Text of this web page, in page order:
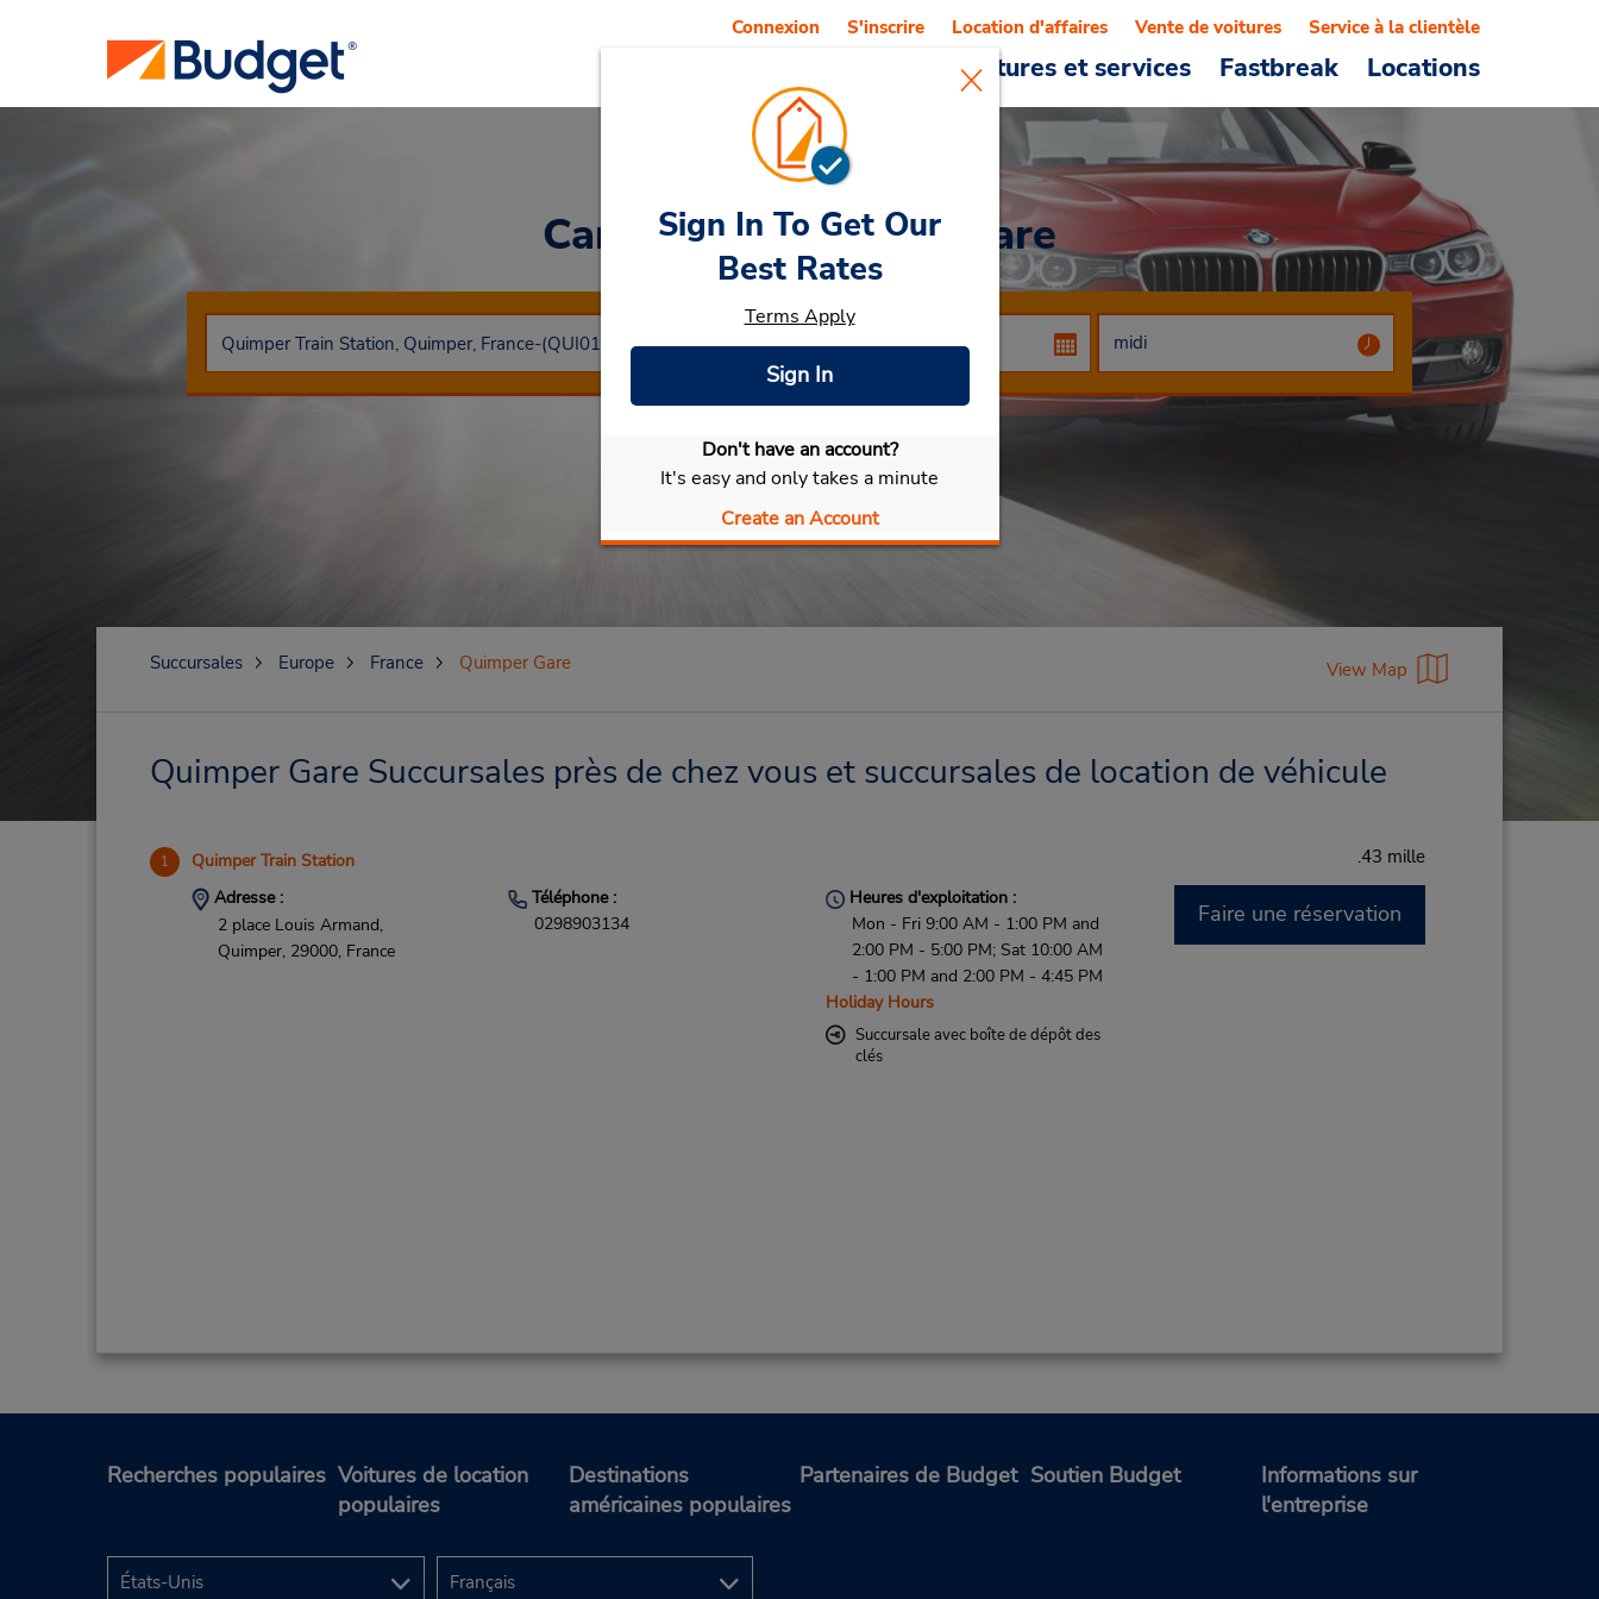
Voitures et services Fastbreak Locations
Connexion S'inscrire Location d'affaires Vente de voitures Service à la clientèle
Car RentalQuimper Gare
Sélectionner ma voiture
Sign In To Get Our
Best Rates
Terms Apply
Sign In
Don't have an account?
It's easy and only takes a minute
Create an Account
Succursales Europe France Quimper Gare View Map
Quimper Gare Succursales près de chez vous et succursales de location de véhicule
1 Quimper Train Station .43 mille
Adresse :
2 place Louis Armand,
Quimper, 29000, France
Téléphone :
0298903134
Heures d'exploitation :
Mon - Fri 9:00 AM - 1:00 PM and
2:00 PM - 5:00 PM; Sat 10:00 AM
- 1:00 PM and 2:00 PM - 4:45 PM
Holiday Hours
Succursale avec boîte de dépôt des
clés
Faire une réservation
Recherches populaires Voitures de location
populaires
Destinations
américaines populaires
Partenaires de Budget Soutien Budget
Informations sur
l'entreprise